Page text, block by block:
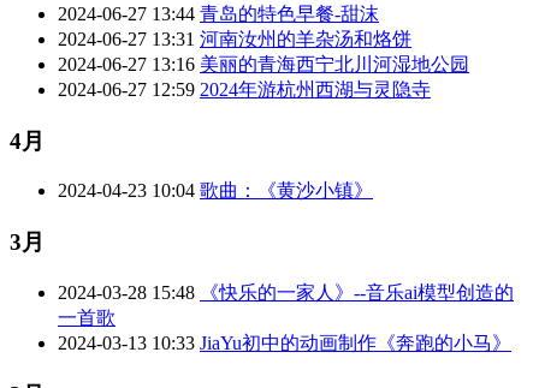
2024-06-27 13:44 青岛的特色早餐-甜沫
2024-06-27 13:31 河南汝州的羊杂汤和烙饼
2024-06-27 13:16 美丽的青海西宁北川河湿地公园
2024-06-27 12:59 2024年游杭州西湖与灵隐寺
4月
2024-04-23 10:04 歌曲：《黄沙小镇》
3月
2024-03-28 15:48
《快乐的一家人》--音乐ai模型创造的
一首歌
2024-03-13 10:33 JiaYu初中的动画制作《奔跑的小马》